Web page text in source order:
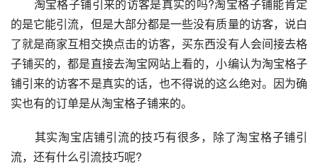
淘宝格子铺引来的访客是真实的吗?淘宝格子铺能肯定
的是它能引流，但是大部分都是一些没有质量的访客，说白
了就是商家互相交换点击的访客，买东西没有人会间接去格
子铺买的，都是直接去淘宝网站上看的，小编认为淘宝格子
铺引来的访客不是真实的话，也不得说的这么绝对。因为确
实也有的订单是从淘宝格子铺来的。
其实淘宝店铺引流的技巧有很多，除了淘宝格子铺引
流，还有什么引流技巧呢?